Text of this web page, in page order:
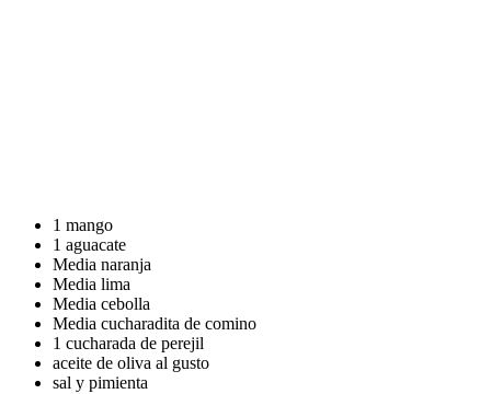
1 mango
1 aguacate
Media naranja
Media lima
Media cebolla
Media cucharadita de comino
1 cucharada de perejil
aceite de oliva al gusto
sal y pimienta